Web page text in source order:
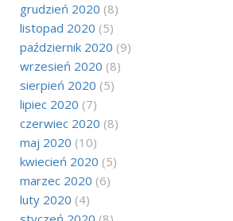
grudzień 2020 (8)
listopad 2020 (5)
październik 2020 (9)
wrzesień 2020 (8)
sierpień 2020 (5)
lipiec 2020 (7)
czerwiec 2020 (8)
maj 2020 (10)
kwiecień 2020 (5)
marzec 2020 (6)
luty 2020 (4)